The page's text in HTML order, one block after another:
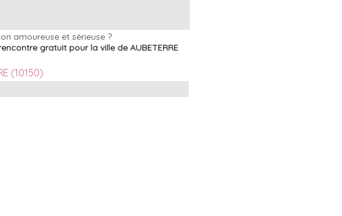
amoureuse et sérieuse ?
gratuit pour la ville de AUBETERRE
(10150)